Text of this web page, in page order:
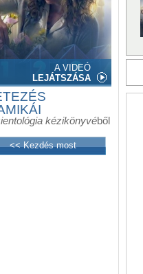
A VIDEÓ
LEJÁTSZÁSA
kézikönyvéből
<< Kezdés most